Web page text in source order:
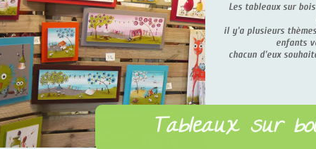
Les tableaux sur bois
il y'a plusieurs thèmes:
enfants
chacun d'eux souhaite
Tableaux sur